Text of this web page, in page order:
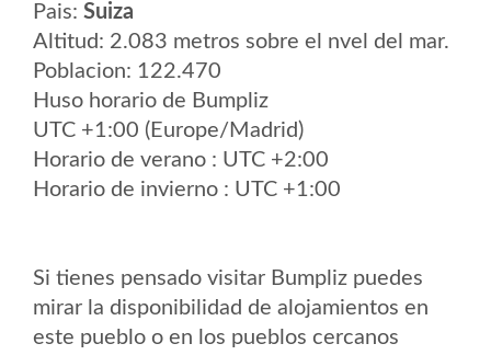
Pais: Suiza
Altitud: 2.083 metros sobre el nvel del mar.
Poblacion: 122.470
Huso horario de Bumpliz
UTC +1:00 (Europe/Madrid)
Horario de verano : UTC +2:00
Horario de invierno : UTC +1:00
Si tienes pensado visitar Bumpliz puedes
mirar la disponibilidad de alojamientos en
este pueblo o en los pueblos cercanos